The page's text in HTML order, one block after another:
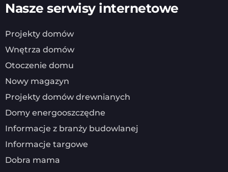
Nasze serwisy internetowe
Projekty domów
Wnętrza domów
Otoczenie domu
Nowy magazyn
Projekty domów drewnianych
Domy energooszczędne
Informacje z branży budowlanej
Informacje targowe
Dobra mama